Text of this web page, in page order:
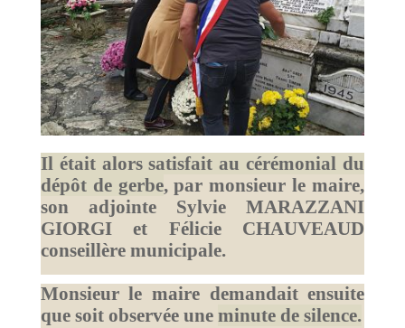
Il était alors satisfait au cérémonial du
dépôt de gerbe, par monsieur le maire,
son adjointe Sylvie MARAZZANI
GIORGI et Félicie CHAUVEAUD
conseillère municipale.
Monsieur le maire demandait ensuite
que soit observée une minute de silence.